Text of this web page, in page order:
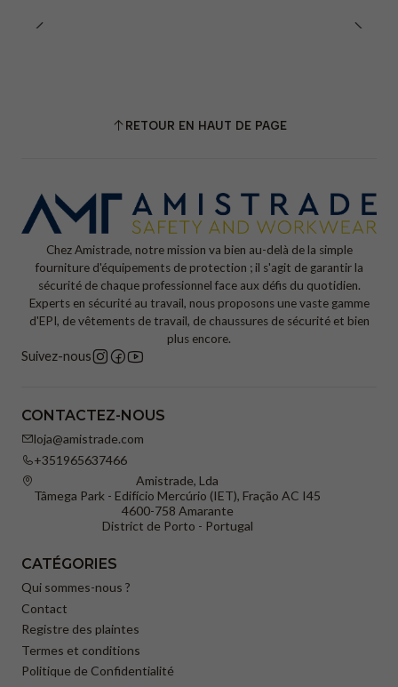
RETOUR EN HAUT DE PAGE
Chez Amistrade, notre mission va bien au-delà de la simple
fourniture d'équipements de protection ; il s'agit de garantir la
sécurité de chaque professionnel face aux défis du quotidien.
Experts en sécurité au travail, nous proposons une vaste gamme
d'EPI, de vêtements de travail, de chaussures de sécurité et bien
plus encore.
Suivez-nous
CONTACTEZ-NOUS
loja@amistrade.com
+351965637466
Amistrade, Lda
Tâmega Park - Edifício Mercúrio (IET), Fração AC I45
4600-758 Amarante
District de Porto - Portugal
CATÉGORIES
Qui sommes-nous ?
Contact
Registre des plaintes
Termes et conditions
Politique de Confidentialité